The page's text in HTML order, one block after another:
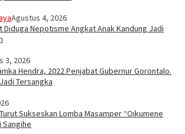
Agustus 4, 2026
Diduga Nepotisme Angkat Anak Kandung Jadi
3, 2026
Hendra, 2022 Penjabat Gubernur Gorontalo.
Tersangka
Turut Sukseskan Lomba Masamper “Oikumene
Sangihe